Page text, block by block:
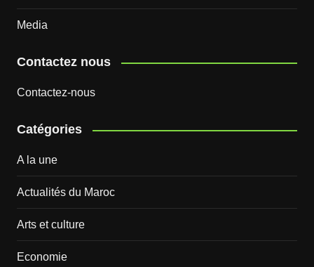
Media
Contactez nous
Contactez-nous
Catégories
A la une
Actualités du Maroc
Arts et culture
Economie